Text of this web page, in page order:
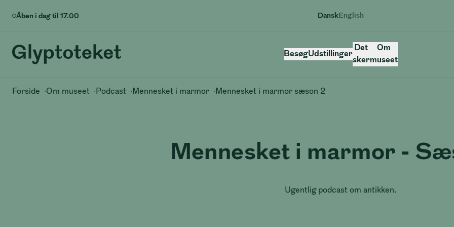
Åben i dag til 17.00 Sprog
DanskEnglish
Glyptoteket
BesøgUdstillinger
Det
sker
Om
museet
Brødkrummesti
Forside Om museet Podcast Mennesket i marmor Mennesket i marmor sæson 2
Ugentlig podcast om antikken.